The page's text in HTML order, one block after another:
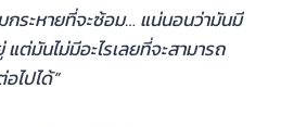
ระหายที่จะซ้อม… แน่นอนว่ามันมี
ต่มันไม่มีอะไรเลยที่จะสามารถ
ไปได้”